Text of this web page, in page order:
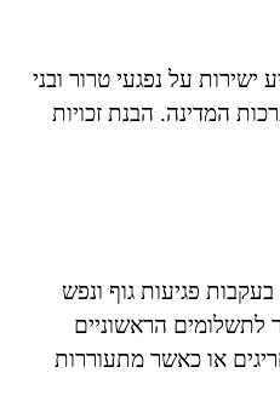
על נפגעי טרור ובני
המדינה. הבנת זכויות
פגיעות גוף ונפש
לתשלומים הראשוניים
או כאשר מתעוררות